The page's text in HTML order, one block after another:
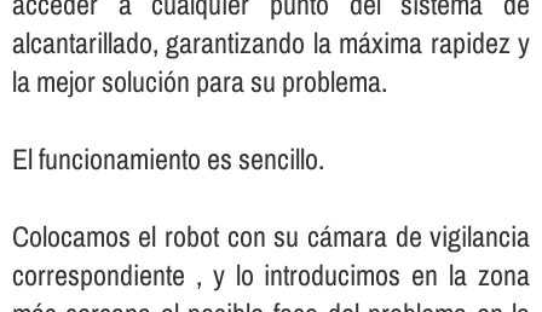
alcantarillado, garantizando la máxima rapidez y
la mejor solución para su problema.
El funcionamiento es sencillo.
Colocamos el robot con su cámara de vigilancia
correspondiente , y lo introducimos en la zona